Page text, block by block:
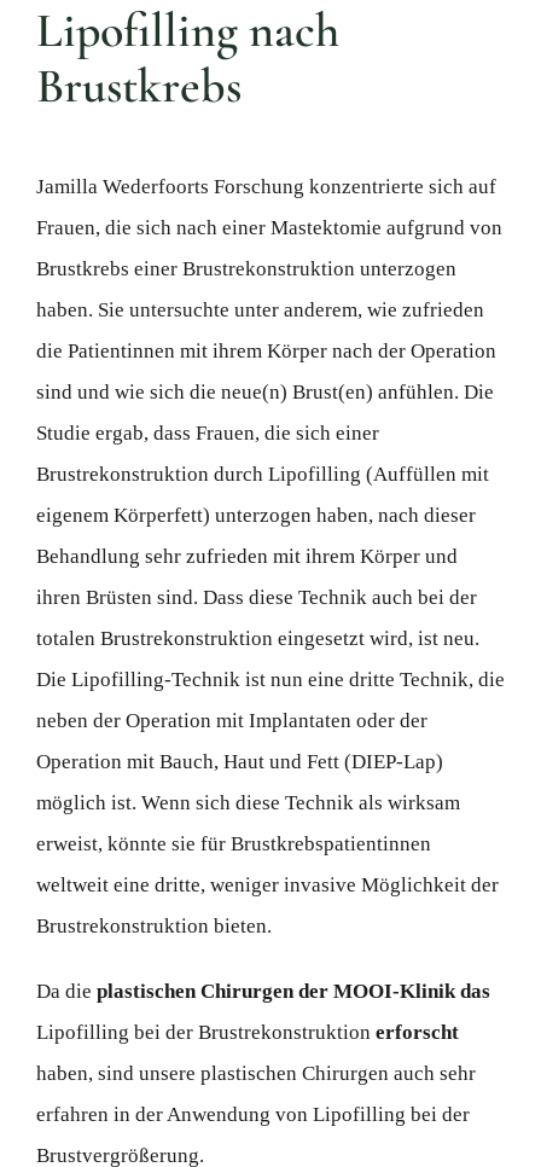
Lipofilling nach
Brustkrebs
Jamilla Wederfoorts Forschung konzentrierte sich auf
Frauen, die sich nach einer Mastektomie aufgrund von
Brustkrebs einer Brustrekonstruktion unterzogen
haben. Sie untersuchte unter anderem, wie zufrieden
die Patientinnen mit ihrem Körper nach der Operation
sind und wie sich die neue(n) Brust(en) anfühlen. Die
Studie ergab, dass Frauen, die sich einer
Brustrekonstruktion durch Lipofilling (Auffüllen mit
eigenem Körperfett) unterzogen haben, nach dieser
Behandlung sehr zufrieden mit ihrem Körper und
ihren Brüsten sind. Dass diese Technik auch bei der
totalen Brustrekonstruktion eingesetzt wird, ist neu.
Die Lipofilling-Technik ist nun eine dritte Technik, die
neben der Operation mit Implantaten oder der
Operation mit Bauch, Haut und Fett (DIEP-Lap)
möglich ist. Wenn sich diese Technik als wirksam
erweist, könnte sie für Brustkrebspatientinnen
weltweit eine dritte, weniger invasive Möglichkeit der
Brustrekonstruktion bieten.
Da die plastischen Chirurgen der MOOI-Klinik das
Lipofilling bei der Brustrekonstruktion erforscht
haben, sind unsere plastischen Chirurgen auch sehr
erfahren in der Anwendung von Lipofilling bei der
Brustvergrößerung.